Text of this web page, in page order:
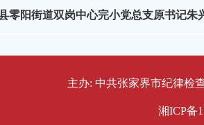
零阳街道双岗中心完小党总支原书记朱
主办: 中共张家界市纪律检
湘ICP备